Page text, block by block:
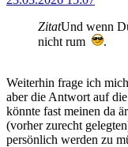
ZitatUnd wenn
nicht rum
.
Weiterhin frage ich
aber die Antwort auf
könnte fast meinen da
(vorher zurecht
persönlich werden zu